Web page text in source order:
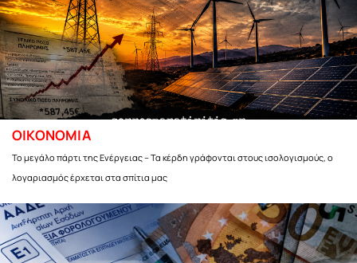
ΟΙΚΟΝΟΜΙΑ
Το μεγάλο πάρτι της Ενέργειας – Τα κέρδη γράφονται στους ισολογισμούς, ο
λογαριασμός έρχεται στα σπίτια μας